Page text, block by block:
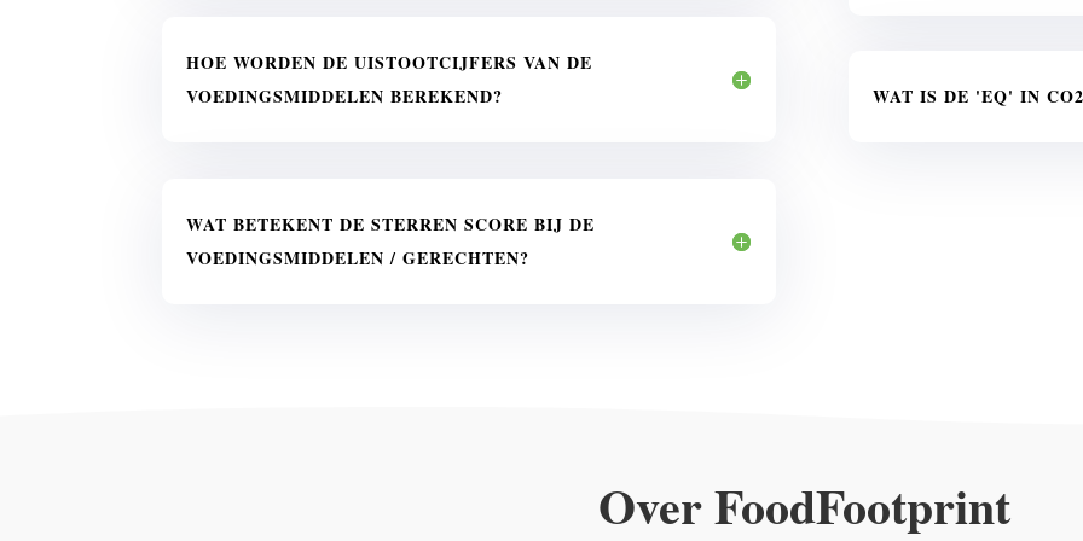
HOE WORDEN DE UISTOOTCIJFERS VAN DE
VOEDINGSMIDDELEN BEREKEND?
WAT BETEKENT DE STERREN SCORE BIJ DE
VOEDINGSMIDDELEN / GERECHTEN?
WAT IS DE 'EQ' IN
Over FoodFootprint